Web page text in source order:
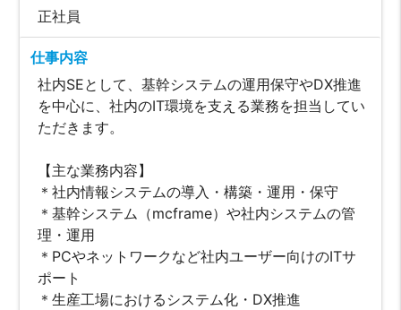
正社員
仕事内容
社内SEとして、基幹システムの運用保守やDX推進
を中心に、社内のIT環境を支える業務を担当してい
ただきます。
【主な業務内容】
＊社内情報システムの導入・構築・運用・保守
＊基幹システム（mcframe）や社内システムの管
理・運用
＊PCやネットワークなど社内ユーザー向けのITサ
ポート
＊生産工場におけるシステム化・DX推進